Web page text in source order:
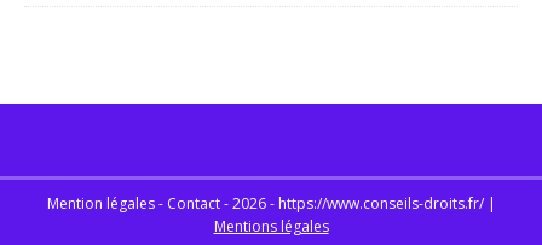
Mention légales - Contact - 2026 - https://www.conseils-droits.fr/ |
Mentions légales